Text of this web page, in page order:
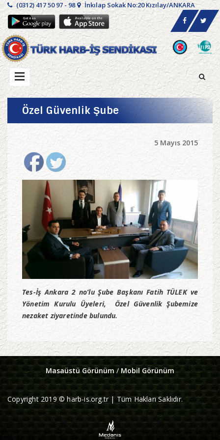
(0312) 417 50 97 - 98 İnkılap Sokak No:20 Kızılay/ANKARA
Özel Güvenlik Şube
5 Mayıs 2015
Tes-İş Ankara 2 no’lu Şube Başkanı Fatih TÜLEK ve
Yönetim Kurulu Üyeleri, Özel Güvenlik Şubemize
nezaket ziyaretinde bulundu.
Masaüstü Görünüm/ Mobil Görünüm
Copyright 2019 © harb-is.org.tr | Tüm Hakları Saklıdır.